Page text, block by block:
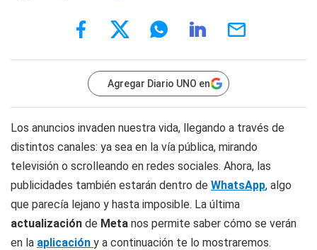
Agregar Diario UNO en
Los anuncios invaden nuestra vida, llegando a través de
distintos canales: ya sea en la vía pública, mirando
televisión o scrolleando en redes sociales. Ahora, las
publicidades también estarán dentro de WhatsApp, algo
que parecía lejano y hasta imposible. La última
actualización de Meta nos permite saber cómo se verán
en la aplicación y a continuación te lo mostraremos.